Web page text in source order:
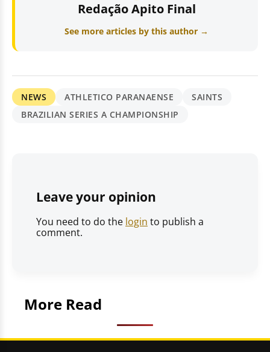
Redação Apito Final
See more articles by this author →
NEWS ATHLETICO PARANAENSE
SAINTS
BRAZILIAN SERIES A CHAMPIONSHIP
Leave your opinion
You need to do the login to publish a
comment.
More Read